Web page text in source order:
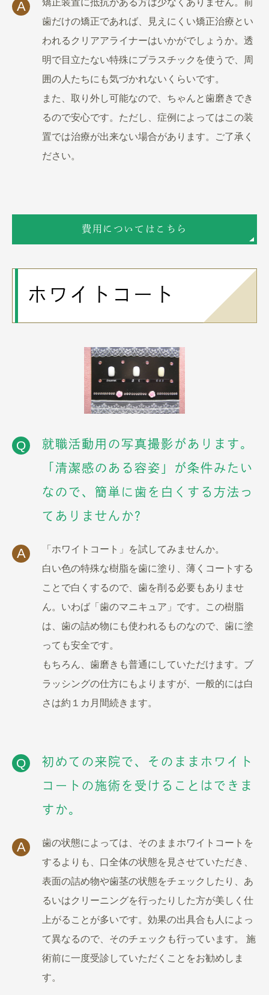
A
歯だけの矯正であれば、見えにくい矯正治療とい
われるクリアアライナーはいかがでしょうか。透
明で目立たない特殊にプラスチックを使うで、周
囲の人たちにも気づかれないくらいです。
また、取り外し可能なので、ちゃんと歯磨きでき
るので安心です。ただし、症例によってはこの装
置では治療が出来ない場合があります。ご了承く
ださい。
費用についてはこちら
ホワイトコート
Q
就職活動用の写真撮影があります。
「清潔感のある容姿」が条件みたい
なので、簡単に歯を白くする方法っ
てありませんか?
A
「ホワイトコート」を試してみませんか。
白い色の特殊な樹脂を歯に塗り、薄くコートする
ことで白くするので、歯を削る必要もありませ
ん。いわば「歯のマニキュア」です。この樹脂
は、歯の詰め物にも使われるものなので、歯に塗
っても安全です。
もちろん、歯磨きも普通にしていただけます。ブ
ラッシングの仕方にもよりますが、一般的には白
さは約１カ月間続きます。
Q
初めての来院で、そのままホワイト
コートの施術を受けることはできま
すか。
A
歯の状態によっては、そのままホワイトコートを
するよりも、口全体の状態を見させていただき、
表面の詰め物や歯茎の状態をチェックしたり、あ
るいはクリーニングを行ったりした方が美しく仕
上がることが多いです。効果の出具合も人によっ
て異なるので、そのチェックも行っています。 施
術前に一度受診していただくことをお勧めしま
す。